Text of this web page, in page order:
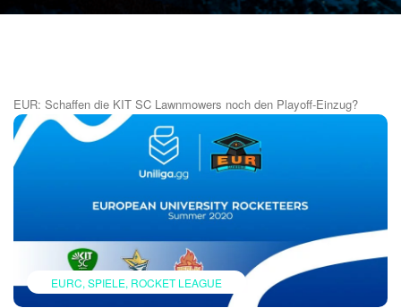
EUR: Schaffen die KIT SC Lawnmowers noch den Playoff-Einzug?
EURC SPIELE ROCKET LEAGUE